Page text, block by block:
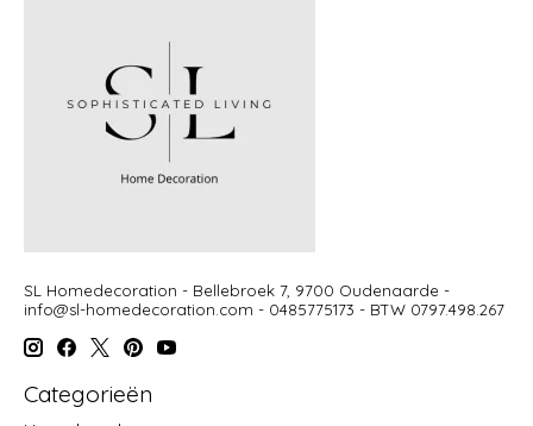
SL Homedecoration - Bellebroek 7, 9700 Oudenaarde -
info@sl-homedecoration.com - 0485775173 - BTW 0797.498.267
Categorieën